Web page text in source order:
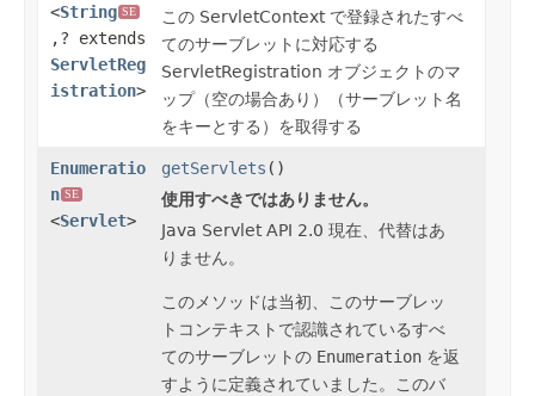
<String SE
,? extends
ServletReg
istration>
この ServletContext で登録されたすべ
てのサーブレットに対応する
ServletRegistration オブジェクトのマ
ップ（空の場合あり）（サーブレット名
をキーとする）を取得する
Enumeratio
n SE
<Servlet>
getServlets ()
使用すべきではありません。
Java Servlet API 2.0 現在、代替はあ
りません。
このメソッドは当初、このサーブレッ
トコンテキストで認識されているすべ
てのサーブレットの Enumeration を返
すように定義されていました。このバ